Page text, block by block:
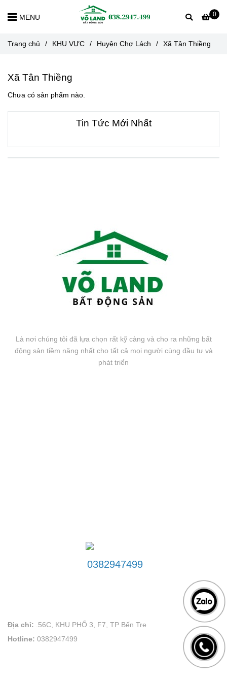
0
MENU
Trang chủ / KHU VỰC / Huyện Chợ Lách / Xã Tân Thiềng
Xã Tân Thiềng
Chưa có sản phẩm nào.
Tin Tức Mới Nhất
Là nơi chúng tôi đã lựa chọn rất kỹ càng và cho ra những bất
động sản tiềm năng nhất cho tất cả mọi người cùng đầu tư và
phát triển
0382947499
Địa chỉ: .56C, KHU PHỐ 3, F7, TP Bến Tre
Hotline: 0382947499